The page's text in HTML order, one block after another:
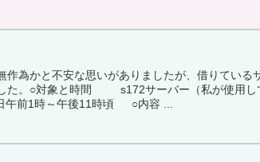
作為かと不安な思いがありましたが、借りている
た。○対象と時間 s172サーバー（私が使用し
前1時～午後11時頃 ○内容 ...